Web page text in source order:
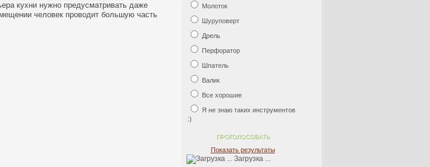
Молоток
Шуруповерт
Дрель
Перфоратор
Шпатель
Валик
Все хорошие
Я не знаю таких инструментов
:)
Показать результаты
Загрузка ...
кухни нужно предусматривать даже
человек проводит большую часть